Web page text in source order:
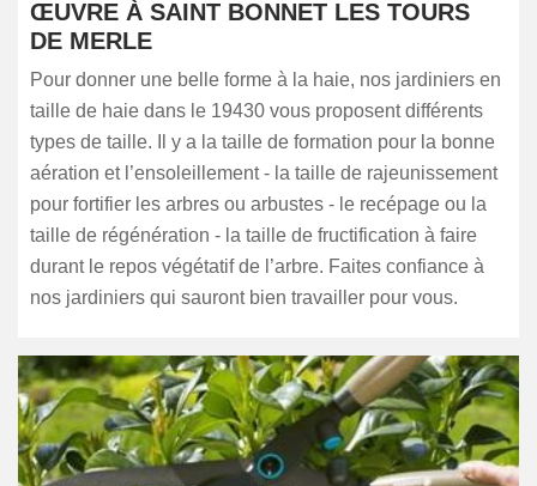
ŒUVRE À SAINT BONNET LES TOURS
DE MERLE
Pour donner une belle forme à la haie, nos jardiniers en
taille de haie dans le 19430 vous proposent différents
types de taille. Il y a la taille de formation pour la bonne
aération et l’ensoleillement - la taille de rajeunissement
pour fortifier les arbres ou arbustes - le recépage ou la
taille de régénération - la taille de fructification à faire
durant le repos végétatif de l’arbre. Faites confiance à
nos jardiniers qui sauront bien travailler pour vous.